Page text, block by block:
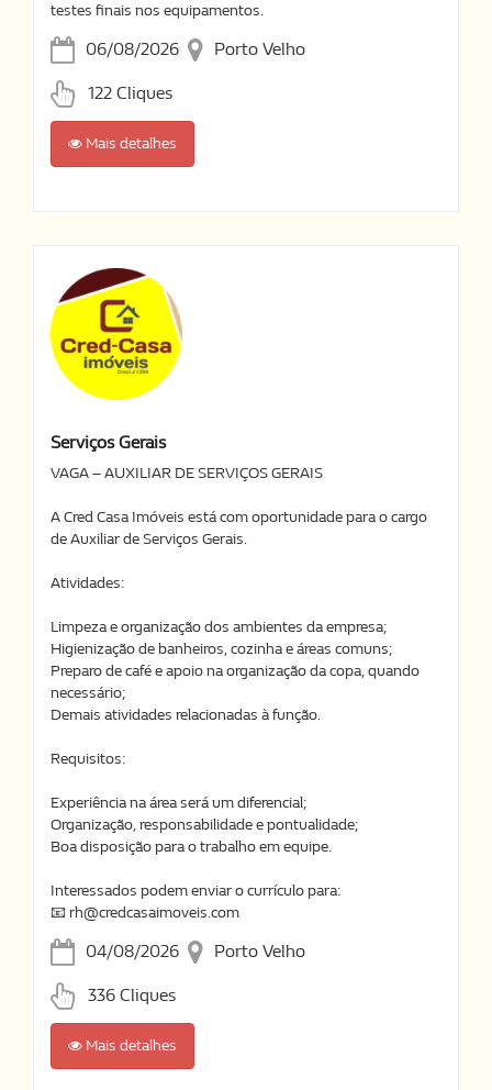
testes finais nos equipamentos.
06/08/2026 Porto Velho
122 Cliques
Mais detalhes
Serviços Gerais
VAGA – AUXILIAR DE SERVIÇOS GERAIS
A Cred Casa Imóveis está com oportunidade para o cargo
de Auxiliar de Serviços Gerais.
Atividades:
Limpeza e organização dos ambientes da empresa;
Higienização de banheiros, cozinha e áreas comuns;
Preparo de café e apoio na organização da copa, quando
necessário;
Demais atividades relacionadas à função.
Requisitos:
Experiência na área será um diferencial;
Organização, responsabilidade e pontualidade;
Boa disposição para o trabalho em equipe.
Interessados podem enviar o currículo para:
📧 rh@credcasaimoveis.com
04/08/2026 Porto Velho
336 Cliques
Mais detalhes